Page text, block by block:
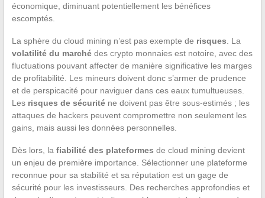
économique, diminuant potentiellement les bénéfices
escomptés.
La sphère du cloud mining n’est pas exempte de risques . La
volatilité du marchédes crypto monnaies est notoire, avec des
fluctuations pouvant affecter de manière significative les marges
de profitabilité. Les mineurs doivent donc s’armer de prudence
et de perspicacité pour naviguer dans ces eaux tumultueuses.
Les risques de sécuriténe doivent pas être sous-estimés ; les
attaques de hackers peuvent compromettre non seulement les
gains, mais aussi les données personnelles.
Dès lors, la fiabilité des plateformes de cloud mining devient
un enjeu de première importance. Sélectionner une plateforme
reconnue pour sa stabilité et sa réputation est un gage de
sécurité pour les investisseurs. Des recherches approfondies et